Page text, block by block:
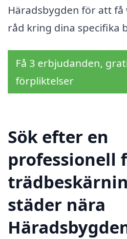
Häradsbygden för att
råd kring dina specifika
Få 3 erbjudanden,
förpliktelser
Sök efter en
professionell
städer nära